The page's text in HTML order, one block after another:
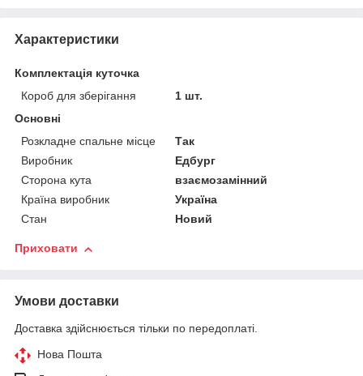
Характеристики
Комплектація куточка
Короб для зберігання
1 шт.
Основні
Розкладне спальне місце
Так
Виробник
Едбург
Сторона кута
взаємозамінний
Країна виробник
Україна
Стан
Новий
Приховати
Умови доставки
Доставка здійснюється тільки по передоплаті.
Нова Пошта